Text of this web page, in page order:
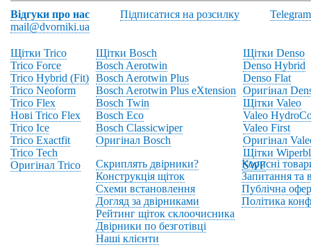
Відгуки про нас Підписатися на розсилку
Telegram
mail@dvorniki.ua
Щітки Trico
Trico Force
Trico Hybrid (Fit)
Trico Neoform
Trico Flex
Нові Trico Flex
Trico Ice
Trico Exactfit
Trico Tech
Оригінал Trico
Щітки Bosch
Bosch Aerotwin
Bosch Aerotwin Plus
Bosch Aerotwin Plus eXtension
Bosch Twin
Bosch Eco
Bosch Classicwiper
Оригінал Bosch
Щітки Denso
Denso Hybrid
Denso Flat
Оригінал
Щітки Valeo
Valeo
Valeo First
Оригінал
Щітки
SWF
Скриплять двірники?
Конструкція щіток
Схеми встановлення
Догляд за двірниками
Рейтинг щіток склоочисника
Двірники по безготівці
Наші клієнти
Корисні
Запитання та
Публічна
Політика